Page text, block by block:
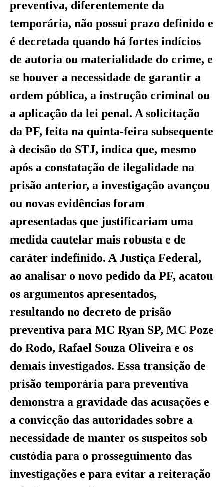
preventiva, diferentemente da
temporária, não possui prazo definido e
é decretada quando há fortes indícios
de autoria ou materialidade do crime, e
se houver a necessidade de garantir a
ordem pública, a instrução criminal ou
a aplicação da lei penal. A solicitação
da PF, feita na quinta-feira subsequente
à decisão do STJ, indica que, mesmo
após a constatação de ilegalidade na
prisão anterior, a investigação avançou
ou novas evidências foram
apresentadas que justificariam uma
medida cautelar mais robusta e de
caráter indefinido. A Justiça Federal,
ao analisar o novo pedido da PF, acatou
os argumentos apresentados,
resultando no decreto de prisão
preventiva para MC Ryan SP, MC Poze
do Rodo, Rafael Souza Oliveira e os
demais investigados. Essa transição de
prisão temporária para preventiva
demonstra a gravidade das acusações e
a convicção das autoridades sobre a
necessidade de manter os suspeitos sob
custódia para o prosseguimento das
investigações e para evitar a reiteração